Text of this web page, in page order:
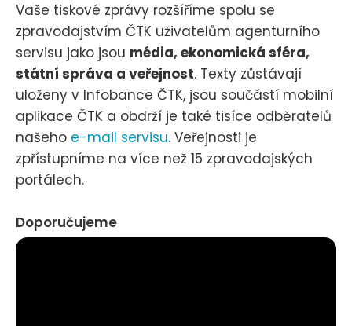
Vaše tiskové zprávy rozšíříme spolu se
zpravodajstvím ČTK uživatelům agenturního
servisu jako jsou média, ekonomická sféra,
státní správa a veřejnost. Texty zůstávají
uloženy v Infobance ČTK, jsou součástí mobilní
aplikace ČTK a obdrží je také tisíce odběratelů
našeho e-mail servisu. Veřejnosti je
zpřístupníme na více než 15 zpravodajských
portálech.
Doporučujeme